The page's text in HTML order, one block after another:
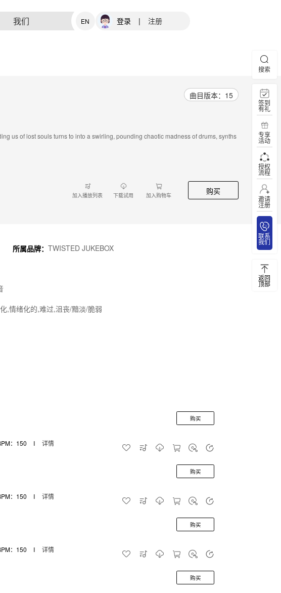
我们 EN 登录 | 注册
曲目版本：15
us of lost souls turns to into a swirling, pounding chaotic madness of drums, synths
加入播放列表 下载试用 加入购物车 购买
所属品牌： TWISTED JUKEBOX
,情绪化的,难过,沮丧/黯淡/脆弱
：150 I 详情
购买
：150 I 详情
购买
：150 I 详情
购买
购买
搜索
签到
有礼
专享
活动
授权
流程
邀请
注册
联系
我们
返回
顶部